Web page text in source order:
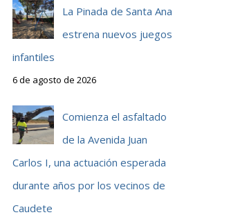
La Pinada de Santa Ana
estrena nuevos juegos
infantiles
6 de agosto de 2026
Comienza el asfaltado
de la Avenida Juan
Carlos I, una actuación esperada
durante años por los vecinos de
Caudete